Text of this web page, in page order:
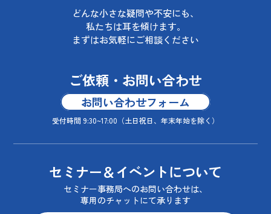
どんな小さな疑問や不安にも、
私たちは耳を傾けます。
まずはお気軽にご相談ください
ご依頼・お問い合わせ
お問い合わせフォーム
受付時間 9:30~17:00 （土日祝日、年末年始を除く）
セミナー＆イベントについて
セミナー事務局へのお問い合わせは、
専用のチャットにて承ります